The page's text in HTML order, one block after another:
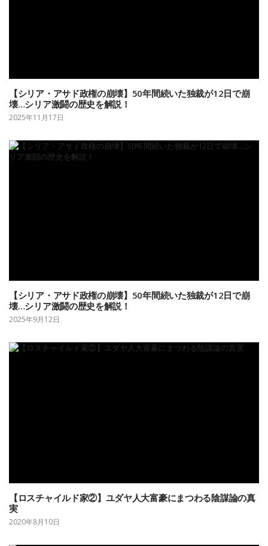
【シリア・アサド政権の崩壊】50年間続いた独裁が12日で崩
壊…シリア激闘の歴史を解説！
2025年11月17日
【シリア・アサド政権の崩壊】50年間続いた独裁が12日で崩
壊…シリア激闘の歴史を解説！
2025年9月12日
【ロスチャイルド家②】ユダヤ人大富豪にまつわる陰謀論の真
実
2020年8月10日